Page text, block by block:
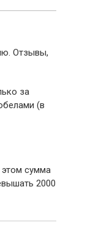
Отзывы,
за
(в
сумма
2000